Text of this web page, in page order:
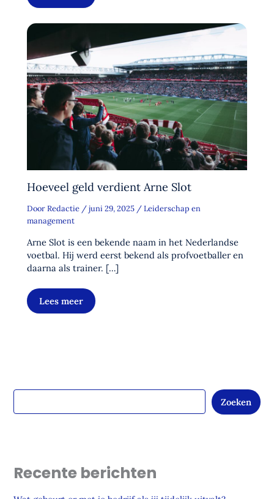
Hoeveel geld verdient Arne Slot
Door Redactie /juni 29, 2025 /Leiderschap en
management
Arne Slot is een bekende naam in het Nederlandse
voetbal. Hij werd eerst bekend als profvoetballer en
daarna als trainer. […]
Lees meer
Zoeken
Recente berichten